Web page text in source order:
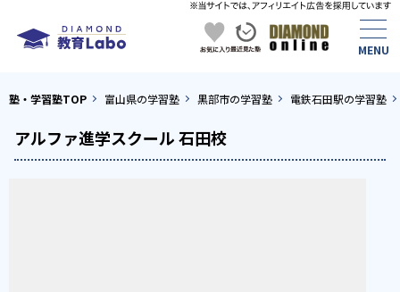
塾・学習塾TOP 富山県の学習塾 黒部市の学習塾 電鉄石田駅の学習塾
アルファ進学スクール 石田校